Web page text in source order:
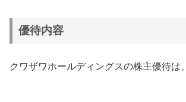
優待内容
クワザワホールディングスの株主優待は、